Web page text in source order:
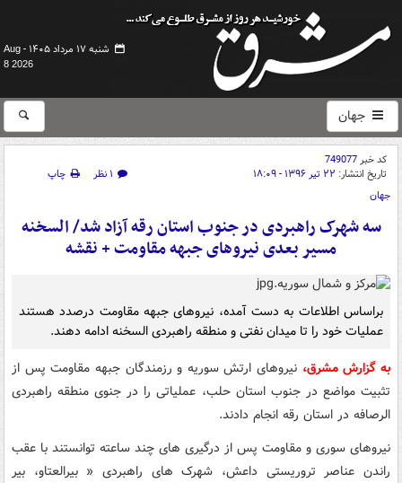
شنبه ۱۷ مرداد ۱۴۰۵ -
Aug
8 2026
جهان
کد خبر749077
تاریخ انتشار: ۲۲ تیر ۱۳۹۶ - ۱۸:۰۹ ۱ نظر
چاپ
جهان
سه شهرک راهبردی در جنوب استان رقه آزاد شد/ السخنه
مسیر بعدی نیروهای جبهه مقاومت + نقشه
براساس اطلاعات به دست آمده، نیروهای جبهه مقاومت درصدد هستند
عملیات خود را تا میدان نفتی و منطقه راهبردی السخنه ادامه دهند.
به گزارش مشرق، نیروهای ارتش سوریه و رزمندگان جبهه مقاومت پس از
تثبیت مواضع در جنوب استان حلب، عملیاتی را در جنوی منطقه راهبردی
الرصافه در استان رقه انجام دادند.
نیروهای سوری و مقاومت پس از درگیری های چند ساعته توانستند با عقب
راندن عناصر تروریستی داعش، شهرک های راهبردی « بیرالعتاو، بیر